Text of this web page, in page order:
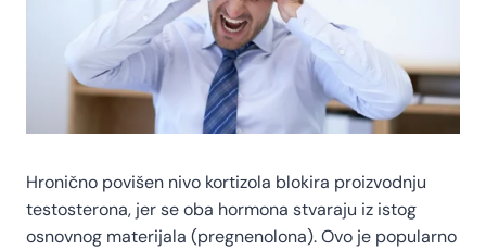
Hronično povišen nivo kortizola blokira proizvodnju
testosterona, jer se oba hormona stvaraju iz istog
osnovnog materijala (pregnenolona). Ovo je popularno